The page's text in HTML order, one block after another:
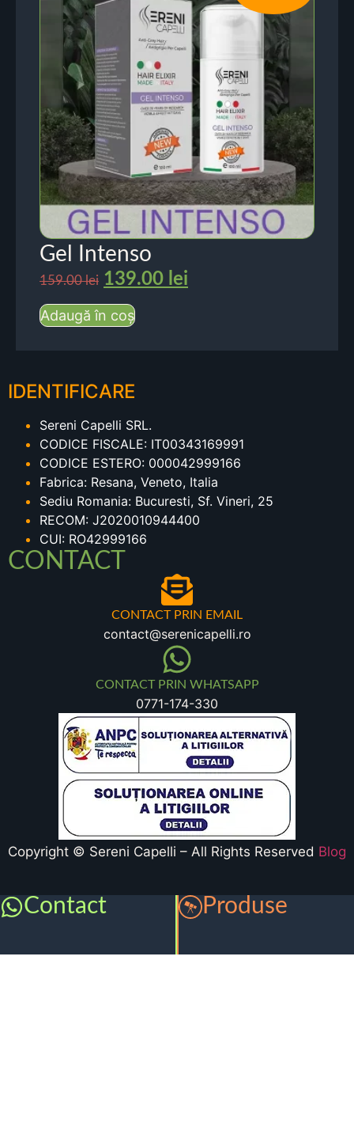
Gel Intenso
159.00lei 139.00 lei
Adaugă în coș
IDENTIFICARE
Sereni Capelli SRL.
CODICE FISCALE: IT00343169991
CODICE ESTERO: 000042999166
Fabrica: Resana, Veneto, Italia
Sediu Romania: Bucuresti, Sf. Vineri, 25
RECOM: J2020010944400
CUI: RO42999166
CONTACT
CONTACT PRIN EMAIL
contact@serenicapelli.ro
CONTACT PRIN WHATSAPP
0771-174-330
Copyright © Sereni Capelli – All Rights Reserved Blog
Contact Produse